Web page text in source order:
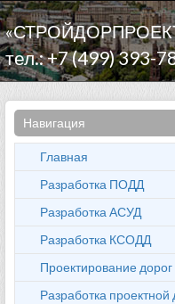
тел.: +7 (499) 393-
Навигация
Главная
Разработка ПОДД
Разработка АСУД
Разработка КСОДД
Проектирование дорог
Разработка